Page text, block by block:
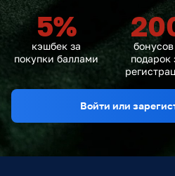
5%
кэшбек за
покупки баллами
подарок
Войти или